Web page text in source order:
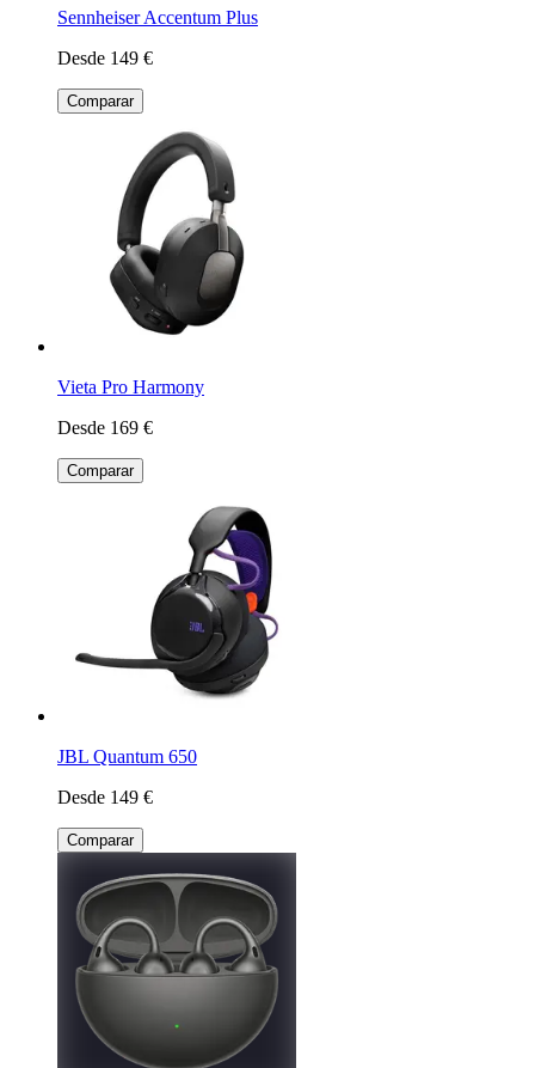
Sennheiser Accentum Plus
Desde 149 €
Comparar
Vieta Pro Harmony
Desde 169 €
Comparar
JBL Quantum 650
Desde 149 €
Comparar